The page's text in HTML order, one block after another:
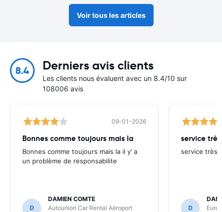
Voir tous les articles
8.4 Derniers avis clients
Les clients nous évaluent avec un 8.4/10 sur
108006 avis
09-01-2026
Bonnes comme toujours mais la
Bonnes comme toujours mais la il y’ a
un problème de responsabilite
D
DAMIEN COMTE
Autounion Car Rental Aéroport
service
service très
D